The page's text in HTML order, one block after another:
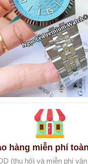
hàng miễn phí
(thu hộ) và miễn phí